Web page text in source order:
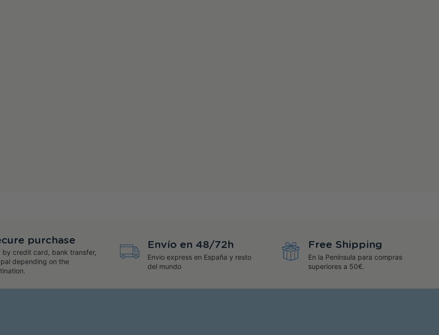
purchase
by credit card, bank transfer,
depending on the
Envío en 48/72h
Envio express en España y resto
del mundo
Free Shipping
En la Península para compras
superiores a 50€.